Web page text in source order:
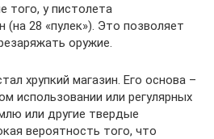
того, у пистолета
(на 28 «пулек»). Это позволяет
оружие.
хрупкий магазин. Его основа –
использовании или регулярных
или другие твердые
вероятность того, что